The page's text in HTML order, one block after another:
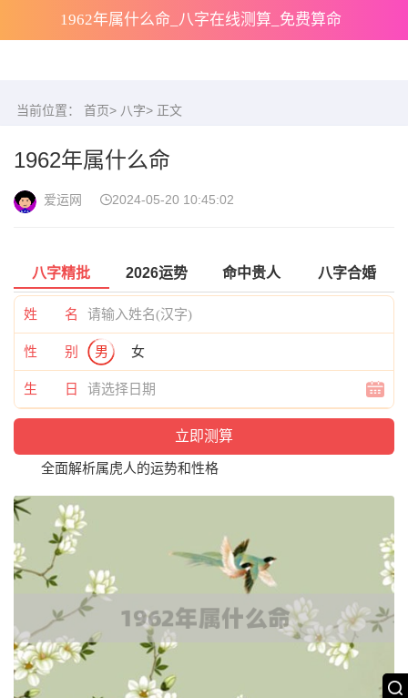
1962年属什么命_八字在线测算_免费算命
当前位置： 首页> 八字> 正文
1962年属什么命
爱运网 2024-05-20 10:45:02
八字精批 2026运势 命中贵人 八字合婚
姓 名
性 别 男 女
生 日
全面解析属虎人的运势和性格